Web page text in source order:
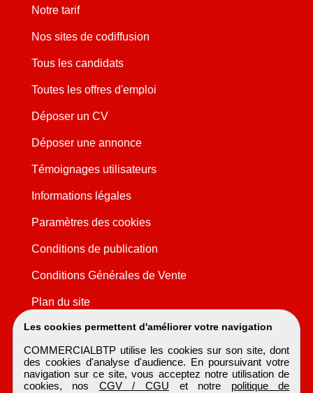
Les cookies permettent d'améliorer votre navigation
COMMERCIALBTP utilise les cookies sur son site, dont
des cookies d'analyse d'audience. En poursuivant votre
navigation sur ce site, vous acceptez notre utilisation de
cookies, nos CGV / CGU et notre politique de
Notre tarif
Nos sites de codiffusion
Tous les candidats
Toutes les offres d'emploi
Déposer un CV
Déposer une annonce
Témoignages utilisateurs
Informations légales
Paramètres des cookies
Conditions de publication
Conditions Générales de Vente
Plan du site